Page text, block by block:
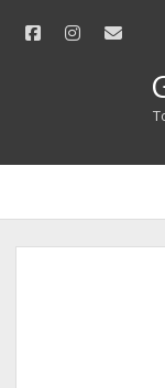
facebookinstagram
email